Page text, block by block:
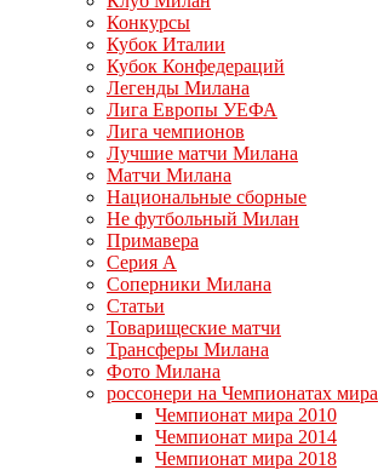
Конкурсы
Кубок Италии
Кубок Конфедераций
Легенды Милана
Лига Европы УЕФА
Лига чемпионов
Лучшие матчи Милана
Матчи Милана
Национальные сборные
Не футбольный Милан
Примавера
Серия А
Соперники Милана
Статьи
Товарищеские матчи
Трансферы Милана
Фото Милана
россонери на Чемпионатах мира
Чемпионат мира 2010
Чемпионат мира 2014
Чемпионат мира 2018